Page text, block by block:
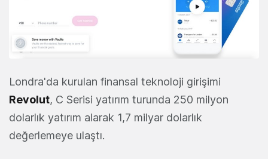
Londra'da kurulan finansal teknoloji girişimi
Revolut, C Serisi yatırım turunda 250 milyon
dolarlık yatırım alarak 1,7 milyar dolarlık
değerlemeye ulaştı.